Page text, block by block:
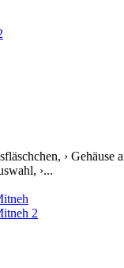
› Gehäuse
›...